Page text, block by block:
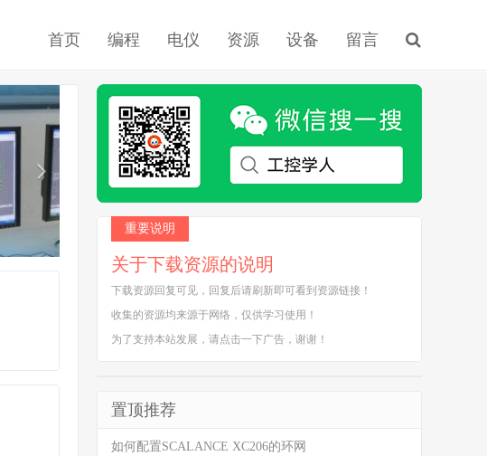
首页 编程 电仪 资源 设备 留言
重要说明
关于下载资源的说明
下载资源回复可见，回复后请刷新即可看到资源链接！
收集的资源均来源于网络，仅供学习使用！
为了支持本站发展，请点击一下广告，谢谢！
置顶推荐
如何配置SCALANCE XC206的环网